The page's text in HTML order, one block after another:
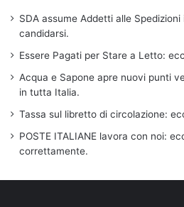
SDA assume Addetti alle
candidarsi.
Essere Pagati per Stare a Letto:
Acqua e Sapone apre nuovi punti
in tutta Italia.
Tassa sul libretto di circolazione:
POSTE ITALIANE lavora con noi:
correttamente.